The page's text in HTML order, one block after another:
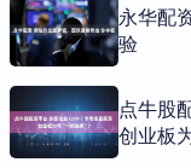
永华配
验
点牛股
创业板